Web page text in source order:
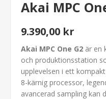
Akai MPC
9.390,00 kr
Akai MPC One G2 är en
och produktionsstation
upplevelsen i ett
8-kärnig processor,
avancerad sampling kan